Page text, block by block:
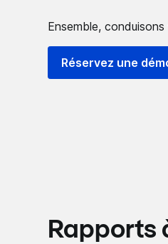
Ensemble,
Réservez une
Rapports